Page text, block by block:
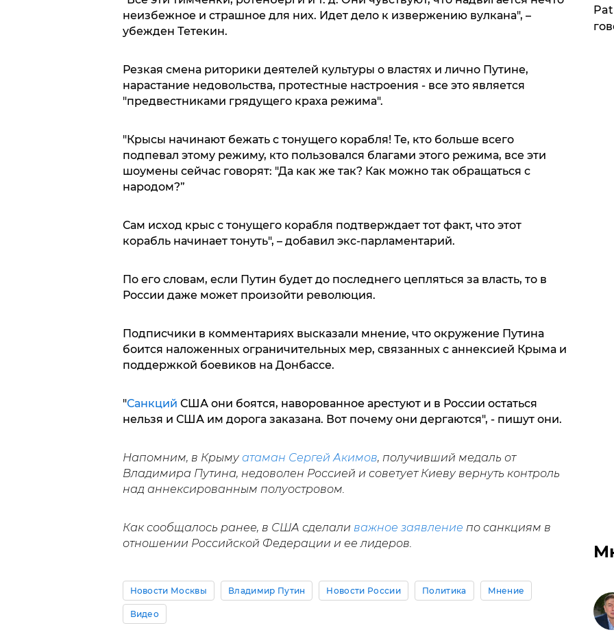
неизбежное и страшное для них. Идет дело к извержению вулкана", –
убежден Тетекин.
Резкая смена риторики деятелей культуры о властях и лично Путине,
нарастание недовольства, протестные настроения - все это является
"предвестниками грядущего краха режима".
"Крысы начинают бежать с тонущего корабля! Те, кто больше всего
подпевал этому режиму, кто пользовался благами этого режима, все эти
шоумены сейчас говорят: "Да как же так? Как можно так обращаться с
народом?”
Сам исход крыс с тонущего корабля подтверждает тот факт, что этот
корабль начинает тонуть", – добавил экс-парламентарий.
По его словам, если Путин будет до последнего цепляться за власть, то в
России даже может произойти революция.
Подписчики в комментариях высказали мнение, что окружение Путина
боится наложенных ограничительных мер, связанных с аннексией Крыма и
поддержкой боевиков на Донбассе.
"Санкций США они боятся, наворованное арестуют и в России остаться
нельзя и США им дорога заказана. Вот почему они дергаются", - пишут они.
Напомним, в Крыму атаман Сергей Акимов, получивший медаль от
Владимира Путина, недоволен Россией и советует Киеву вернуть контроль
над аннексированным полуостровом.
Как сообщалось ранее, в США сделали важное заявление по санкциям в
отношении Российской Федерации и ее лидеров.
Новости Москвы Владимир Путин Новости России Политика Мнение
Видео